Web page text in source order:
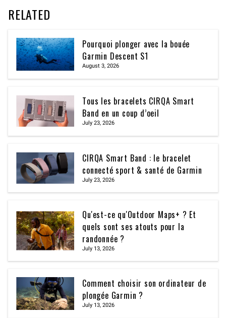
RELATED
Pourquoi plonger avec la bouée
Garmin Descent S1
August 3, 2026
Tous les bracelets CIRQA Smart
Band en un coup d’oeil
July 23, 2026
CIRQA Smart Band : le bracelet
connecté sport & santé de Garmin
July 23, 2026
Qu'est-ce qu'Outdoor Maps+ ? Et
quels sont ses atouts pour la
randonnée ?
July 13, 2026
Comment choisir son ordinateur de
plongée Garmin ?
July 13, 2026